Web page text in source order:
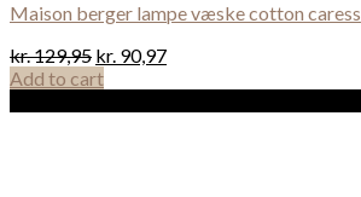
Maison berger lampe væske cotton caress
kr.129,95 kr. 90,97
Add to cart